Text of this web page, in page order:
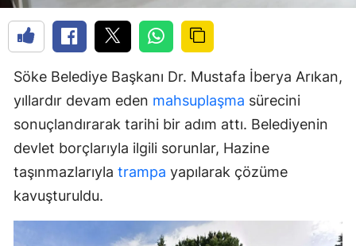
Söke Belediye Başkanı Dr. Mustafa İberya Arıkan,
yıllardır devam eden mahsuplaşma sürecini
sonuçlandırarak tarihi bir adım attı. Belediyenin
devlet borçlarıyla ilgili sorunlar, Hazine
taşınmazlarıyla trampa yapılarak çözüme
kavuşturuldu.